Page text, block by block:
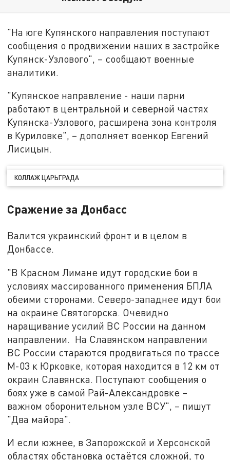
"На юге Купянского направления поступают
сообщения о продвижении наших в застройке
Купянск-Узлового", – сообщают военные
аналитики.
"Купянское направление - наши парни
работают в центральной и северной частях
Купянска-Узлового, расширена зона контроля
в Куриловке", – дополняет военкор Евгений
Лисицын.
КОЛЛАЖ ЦАРЬГРАДА
Сражение за Донбасс
Валится украинский фронт и в целом в
Донбассе.
"В Красном Лимане идут городские бои в
условиях массированного применения БПЛА
обеими сторонами. Северо-западнее идут бои
на окраине Святогорска. Очевидно
наращивание усилий ВС России на данном
направлении. На Славянском направлении
ВС России стараются продвигаться по трассе
М-03 к Юрковке, которая находится в 12 км от
окраин Славянска. Поступают сообщения о
боях уже в самой Рай-Александровке –
важном оборонительном узле ВСУ", – пишут
"Два майора".
И если южнее, в Запорожской и Херсонской
областях обстановка остаётся сложной, то